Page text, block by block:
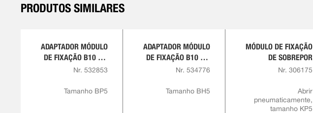
PRODUTOS SIMILARES
ADAPTADOR MÓDULO
DE FIXAÇÃO B10 EM
BP5, PNEUM. COM
Nr. 532853
Tamanho BP5
ADAPTADOR MÓDULO
DE FIXAÇÃO B10 EM
BH5, HIDR.
Nr. 534776
Tamanho BH5
MÓDULO DE FIXAÇÃO
DE SOBREPOR
Nr. 306175
Abrir
pneumaticamente,
tamanho KP5